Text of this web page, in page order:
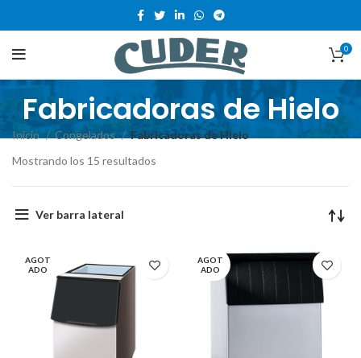
0
Fabricadoras de Hielo
Inicio Congelados
Fabricadoras de Hielo
Mostrando los 15 resultados
Ver barra lateral
AGOT
ADO
AGOT
ADO